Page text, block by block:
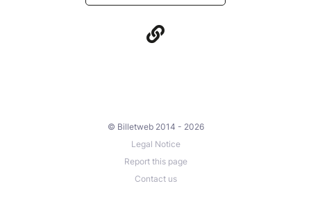
© Billetweb 2014 - 2026
Legal Notice
Report this page
Contact us